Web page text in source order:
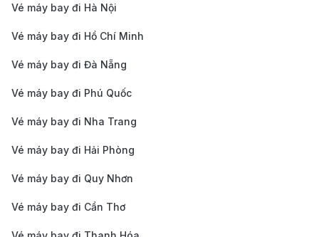
mình những sắc màu rực rỡ. Mùa hè (tháng 7 - 8)
mang đến bầu không khí sôi động với hàng loạt lễ hội
văn hóa, trong khi mùa đông (tháng 12 - 2) lạnh giá lại
luôn cuốn hút du khách với sự kết hợp hoàn hảo giữa
kiến trúc cổ kính, những quảng trường lộng lẫy và
những công viên tuyệt đẹp, hứa hẹn mang đến những
Vé máy bay đi Hà Nội
Vé máy bay đi Hồ Chí Minh
Vé máy bay đi Đà Nẵng
Vé máy bay đi Phú Quốc
Vé máy bay đi Nha Trang
Vé máy bay đi Hải Phòng
Vé máy bay đi Quy Nhơn
Vé máy bay đi Cần Thơ